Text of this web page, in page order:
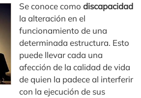
Se conoce comodiscapacidad
la alteración en el
funcionamiento de una
determinada estructura. Esto
puede llevar cada una
afección de la calidad de vida
de quien la padece al interferir
con la ejecución de sus